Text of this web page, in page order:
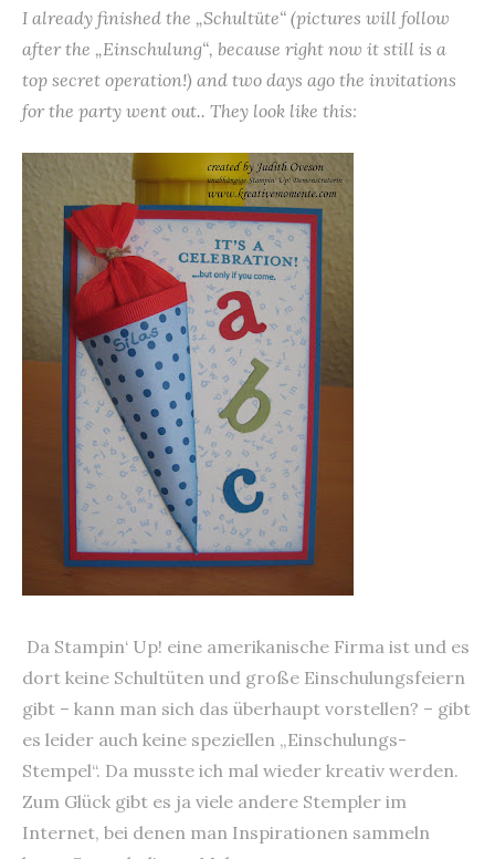
I already finished the „Schultüte“ (pictures will follow
after the „Einschulung“, because right now it still is a
top secret operation!) and two days ago the invitations
for the party went out.. They look like this:
Da Stampin‘ Up! eine amerikanische Firma ist und es
dort keine Schultüten und große Einschulungsfeiern
gibt – kann man sich das überhaupt vorstellen? – gibt
es leider auch keine speziellen „Einschulungs-
Stempel“. Da musste ich mal wieder kreativ werden.
Zum Glück gibt es ja viele andere Stempler im
Internet, bei denen man Inspirationen sammeln